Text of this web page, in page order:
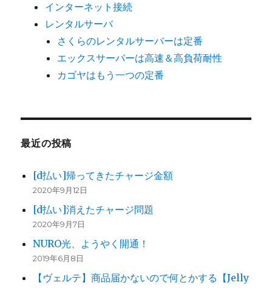
インターネット接続
レンタルサーバ
さくらのレンタルサーバーは定番
エックスサーバーは高速＆高負荷耐性
カゴヤはもう一つの定番
最近の投稿
[d払い]帰ってきたチャージ金額
2020年9月12日
[d払い]消えたチャージ問題
2020年9月7日
NURO光、ようやく開通！
2019年6月8日
【ヴェルテ】商品届かないので何とかする【Jelly